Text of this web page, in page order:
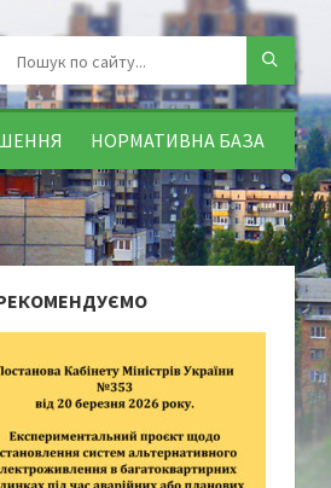
НОРМАТИВНА БАЗА